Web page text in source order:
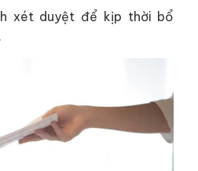
xét duyệt để kịp thời bổ